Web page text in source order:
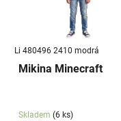
Li 480496 2410 modrá
Mikina Minecraft
Skladem (6 ks)